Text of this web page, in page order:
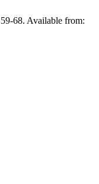
68. Available from: